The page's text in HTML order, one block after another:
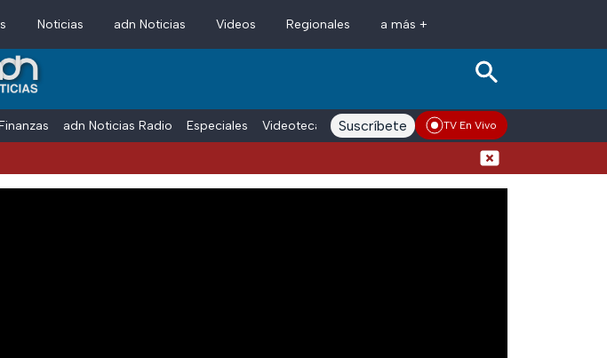
Noticias adn Noticias Videos Regionales a más +
adn Noticias Radio Especiales Videoteca Conductores Voces adn Noticias
Suscríbete TV En Vivo